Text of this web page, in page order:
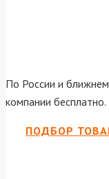
По России и
компании бесплатно.
ПОДБОР